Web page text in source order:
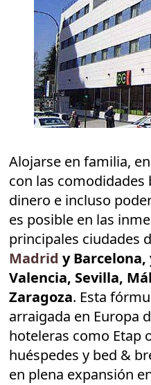
Alojarse en familia,
con las comodidades
dinero e incluso
es posible en las
principales ciudades
Madrid y
Valencia, Sevilla,
Zaragoza. Esta
arraigada en Europa
hoteleras como Etap
huéspedes y bed &
en plena expansión